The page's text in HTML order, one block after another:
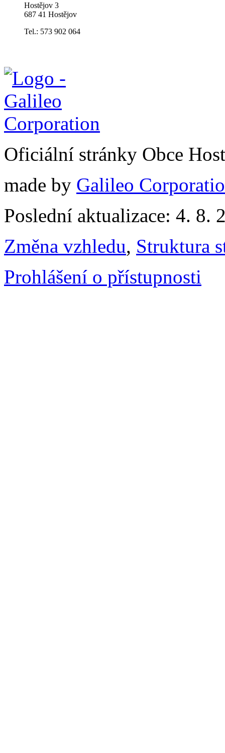
Hostějov 3
687 41 Hostějov
Tel.: 573 902 064
Oficiální stránky Obce
made by Galileo
Poslední aktualizace: 4. 8.
Změna vzhledu, Struktura
Prohlášení o přístupnosti